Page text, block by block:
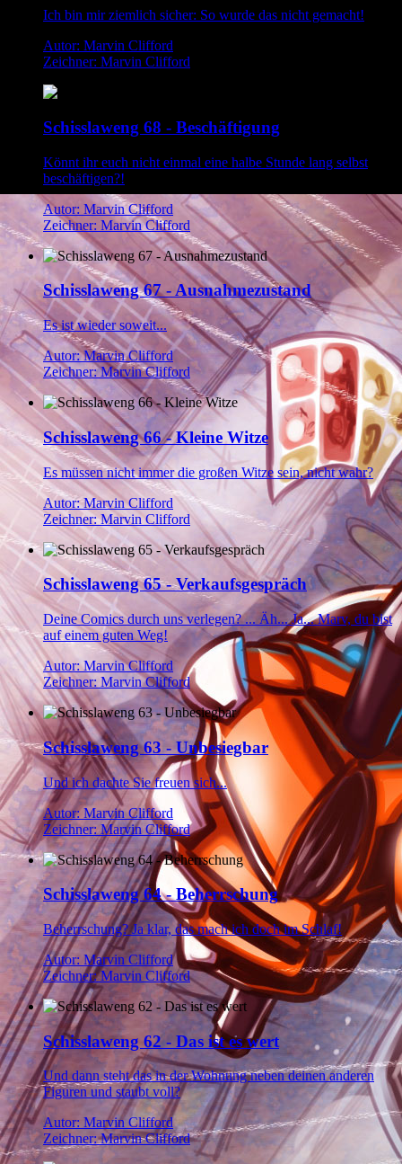
Ich bin mir ziemlich sicher: So wurde das nicht gemacht!
Autor: Marvin Clifford
Zeichner: Marvin Clifford
Schisslaweng 68 - Beschäftigung
Könnt ihr euch nicht einmal eine halbe Stunde lang selbst
beschäftigen?!
Autor: Marvin Clifford
Zeichner: Marvin Clifford
Schisslaweng 67 - Ausnahmezustand
Es ist wieder soweit...
Autor: Marvin Clifford
Zeichner: Marvin Clifford
Schisslaweng 66 - Kleine Witze
Es müssen nicht immer die großen Witze sein, nicht wahr?
Autor: Marvin Clifford
Zeichner: Marvin Clifford
Schisslaweng 65 - Verkaufsgespräch
Deine Comics durch uns verlegen? ... Äh... Ja... Marv, du bist
auf einem guten Weg!
Autor: Marvin Clifford
Zeichner: Marvin Clifford
Schisslaweng 63 - Unbesiegbar
Und ich dachte Sie freuen sich...
Autor: Marvin Clifford
Zeichner: Marvin Clifford
Schisslaweng 64 - Beherrschung
Beherrschung? Ja klar, das mach ich doch im Schlaf!
Autor: Marvin Clifford
Zeichner: Marvin Clifford
Schisslaweng 62 - Das ist es wert
Und dann steht das in der Wohnung neben deinen anderen
Figuren und staubt voll?
Autor: Marvin Clifford
Zeichner: Marvin Clifford